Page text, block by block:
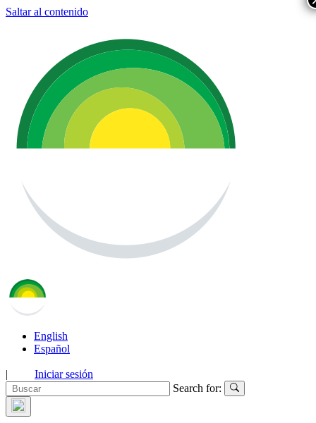
Saltar al contenido
English
Español
|
Iniciar sesión
Search for: